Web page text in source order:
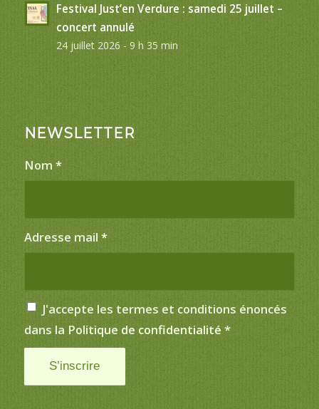
Festival Just’en Verdure : samedi 25 juillet –
concert annulé
24 juillet 2026 - 9 h 35 min
NEWSLETTER
Nom *
Adresse mail *
J'accepte les termes et conditions énoncés
dans la Politique de confidentialité *